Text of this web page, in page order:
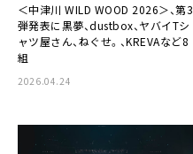
＜中津川 WILD WOOD 2026＞、第3
弾発表に黒夢、dustbox、ヤバイTシ
ャツ屋さん、ねぐせ。、KREVAなど8
組
2026.04.24